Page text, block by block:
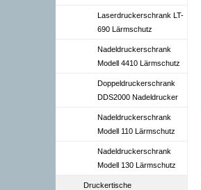
Laserdruckerschrank LT-
690 Lärmschutz
Nadeldruckerschrank
Modell 4410 Lärmschutz
Doppeldruckerschrank
DDS2000 Nadeldrucker
Nadeldruckerschrank
Modell 110 Lärmschutz
Nadeldruckerschrank
Modell 130 Lärmschutz
Druckertische